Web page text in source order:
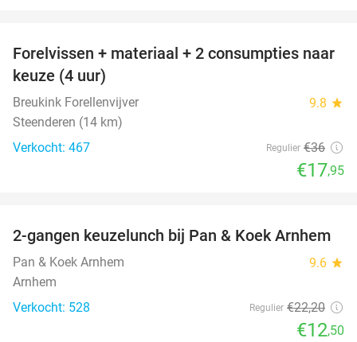
50%
Forelvissen + materiaal + 2 consumpties naar
keuze (4 uur)
Breukink Forellenvijver 9.8 star
Steenderen (14 km)
Verkocht: 467
Regulier €36
€17,95
44%
2-gangen keuzelunch bij Pan & Koek Arnhem
Pan & Koek Arnhem 9.6 star
Arnhem
Verkocht: 528
Regulier €22,20
€12,50